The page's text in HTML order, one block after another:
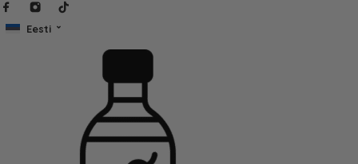
Eesti